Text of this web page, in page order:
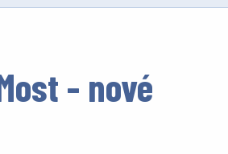
- nové